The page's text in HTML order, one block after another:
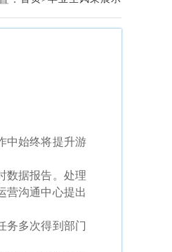
中始终将提升游
数据报告。处理
营沟通中心提出
务多次得到部门